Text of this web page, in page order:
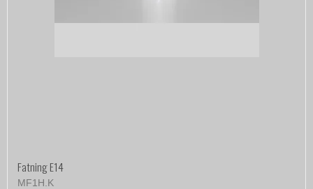
Fatning E14
MF1H.K